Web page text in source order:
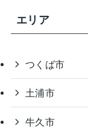
エリア
つくば市
土浦市
牛久市